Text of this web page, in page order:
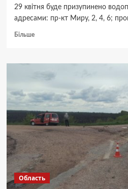
29 квітня буде призупинено
адресами: пр-кт Миру, 2, 4, 6;
БільшеДокладніше
Житомирі
аварію
водопостачання
району
Богунія
Область